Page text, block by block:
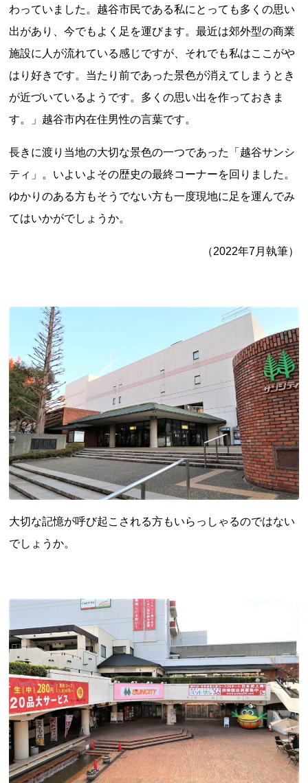
二ヶ領用水
北海道・東北地方
北海道
宮城県
山形県
関東地方
茨城県
栃木県 群馬県 埼玉県
千葉県
東京都
神奈川県
中部地方
新潟県
富山県 石川県 福井県
山梨県
長野県
岐阜県 静岡県 愛知県
近畿地方
三重県
山陰・山陽地方
島根県 岡山県 広島県
四国地方
徳島県
香川県 愛媛県 高知県
九州・沖縄地方
福岡県
佐賀県 長崎県 熊本県
大分県
宮崎県
鹿児島県 沖縄県
わっていました。越谷市民である私にとっても多くの思い
出があり、今でもよく足を運びます。最近は郊外型の商業
施設に人が流れている感じですが、それでも私はここがや
はり好きです。当たり前であった景色が消えてしまうとき
が近づいているようです。多くの思い出を作っておきま
す。」越谷市内在住男性の言葉です。
長きに渡り当地の大切な景色の一つであった「越谷サンシ
ティ」。いよいよその歴史の最終コーナーを回りました。
ゆかりのある方もそうでない方も一度現地に足を運んでみ
てはいかがでしょうか。
（2022年7月執筆）
大切な記憶が呼び起こされる方もいらっしゃるのではない
でしょうか。